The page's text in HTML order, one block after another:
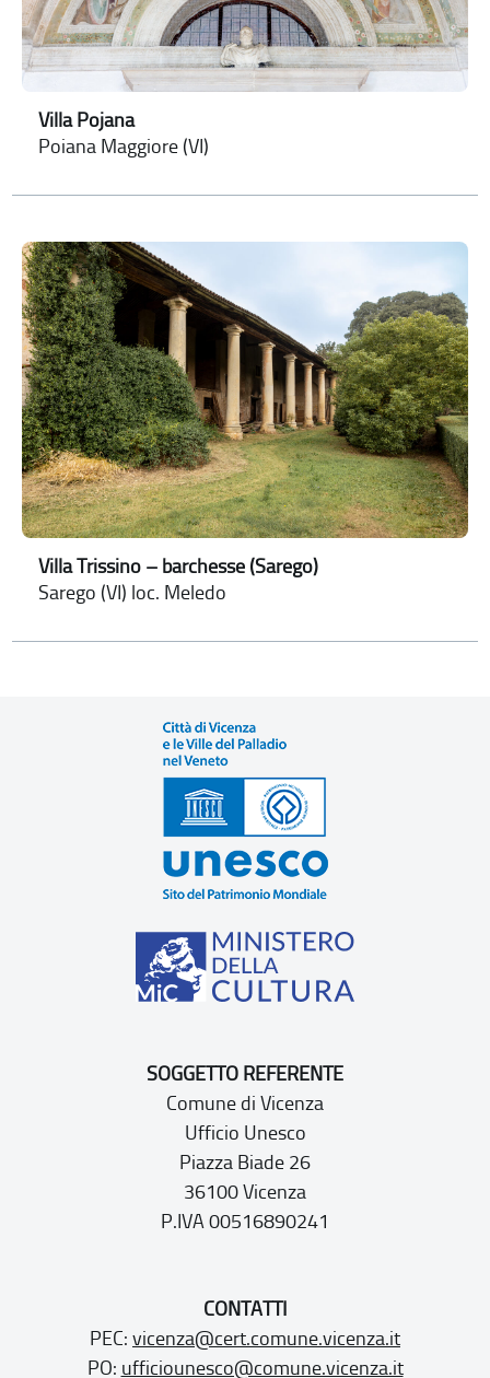
Villa Pojana
Poiana Maggiore (VI)
Villa Trissino – barchesse (Sarego)
Sarego (VI) loc. Meledo
SOGGETTO REFERENTE
Comune di Vicenza
Ufficio Unesco
Piazza Biade 26
36100 Vicenza
P.IVA 00516890241
CONTATTI
PEC: vicenza@cert.comune.vicenza.it
PO: ufficiounesco@comune.vicenza.it